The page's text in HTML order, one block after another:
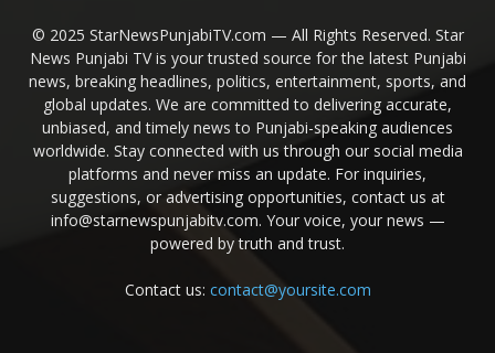
© 2025 StarNewsPunjabiTV.com — All Rights Reserved. Star
News Punjabi TV is your trusted source for the latest Punjabi
news, breaking headlines, politics, entertainment, sports, and
global updates. We are committed to delivering accurate,
unbiased, and timely news to Punjabi-speaking audiences
worldwide. Stay connected with us through our social media
platforms and never miss an update. For inquiries,
suggestions, or advertising opportunities, contact us at
info@starnewspunjabitv.com. Your voice, your news —
powered by truth and trust.
Contact us: contact@yoursite.com